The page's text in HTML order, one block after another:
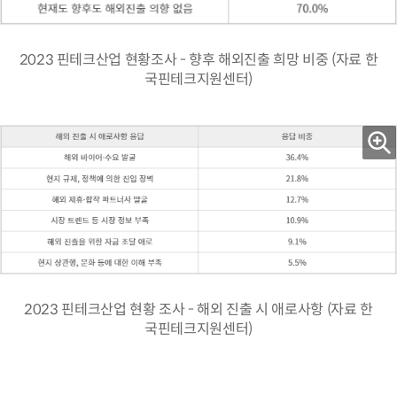
2023 핀테크산업 현황조사 - 향후 해외진출 희망 비중 (자료 한
국핀테크지원센터)
2023 핀테크산업 현황 조사 - 해외 진출 시 애로사항 (자료 한
국핀테크지원센터)